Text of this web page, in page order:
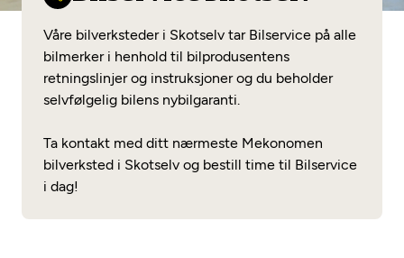
Se alle (52) tjenester her
Mekonomen Bilkonto
Fritt verkstedvalg
Lønnsomt valg
Mobilitetsgaranti
Våre bilverksteder i Skotselv tar Bilservice på alle
bilmerker i henhold til bilprodusentens
retningslinjer og instruksjoner og du beholder
selvfølgelig bilens nybilgaranti.
Ta kontakt med ditt nærmeste Mekonomen
bilverksted i Skotselv og bestill time til Bilservice
i dag!